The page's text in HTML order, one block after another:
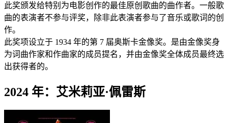
此奖颁发给特别为电影创作的最佳原创歌曲的曲作者。一般歌
曲的表演者不参与评奖，除非此表演者参与了音乐或歌词的创
作。
此奖项设立于 1934 年的第 7 届奥斯卡金像奖。是由金像奖身
为词曲作家和作曲家的成员提名，并由金像奖全体成员最终选
出获得者的。
2024 年：艾米莉亚·佩雷斯